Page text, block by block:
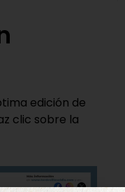
edición de
clic sobre la